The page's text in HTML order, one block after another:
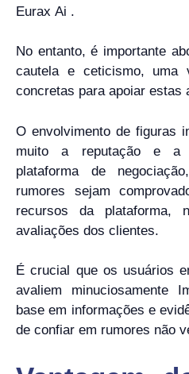
Eurax Ai .
No entanto, é importante
cautela e ceticismo, uma
concretas para apoiar estas
O envolvimento de figuras
muito a reputação e a
plataforma de
rumores sejam
recursos da plataforma,
avaliações dos clientes.
É crucial que os usuários
avaliem minuciosamente
base em informações e
de confiar em rumores não